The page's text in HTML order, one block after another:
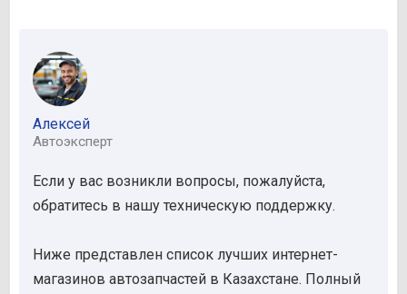
Алексей
Автоэксперт
Если у вас возникли вопросы, пожалуйста,
обратитесь в нашу техническую поддержку.
Ниже представлен список лучших интернет-
магазинов автозапчастей в Казахстане. Полный